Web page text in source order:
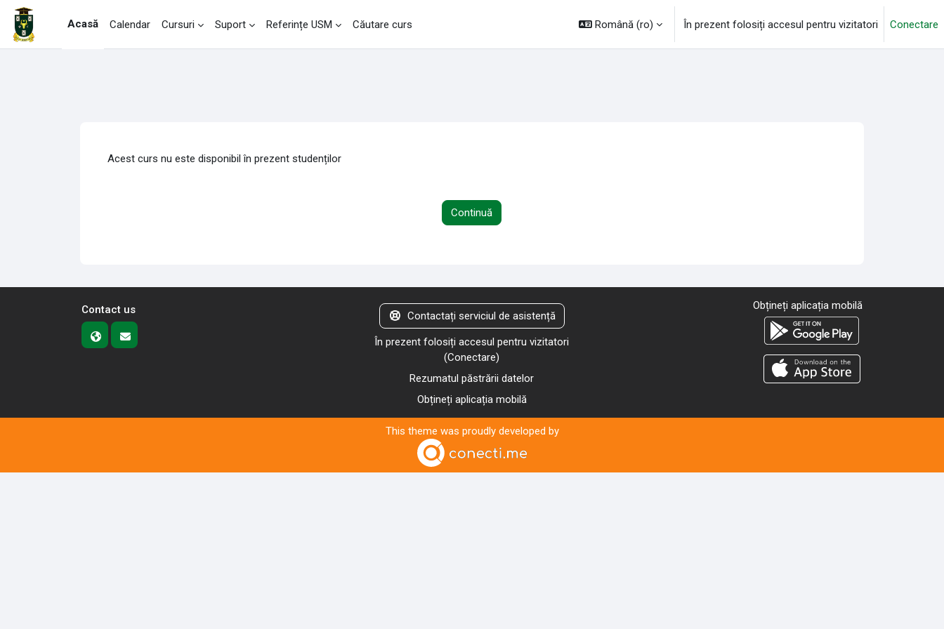
Sari la conţinutul principal
Acasă
Calendar Cursuri Suport Referințe USM Căutare curs Română ‎(ro)‎ În prezent folosiți accesul pentru vizitatori Conectare
Acest curs nu este disponibil în prezent studenților
Continuă
Contact us Contactați serviciul de asistență
În prezent folosiți accesul pentru vizitatori
(Conectare)
Rezumatul păstrării datelor
Obțineți aplicația mobilă
Obțineți aplicația mobilă
This theme was proudly developed by